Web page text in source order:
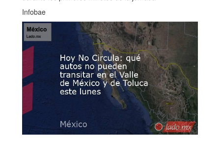
Infobae